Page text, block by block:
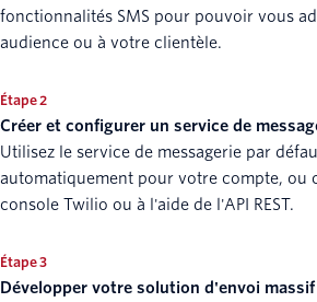
fonctionnalités SMS pour pouvoir vous
audience ou à votre clientèle.
Étape 2
Créer et configurer un service de
Utilisez le service de messagerie par
automatiquement pour votre compte, ou
console Twilio ou à l'aide de l'API REST.
Étape 3
Développer votre solution d'envoi massif